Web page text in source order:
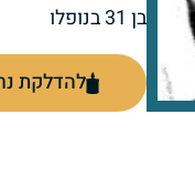
בן 31 בנופלו
להדלקת